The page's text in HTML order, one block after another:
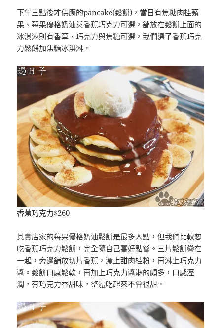
下午三點後才供應的pancake(鬆餅)，當日有焦糖肉桂蘋
果、莓果優格奶油與香蕉巧克力可選，舖放在鬆餅上面的
冰淇淋則有香草、巧克力與焦糖可選，我們選了香蕉巧克
力鬆餅加焦糖冰淇淋。
香蕉巧克力$260
其實店家的莓果優格奶油鬆餅是最多人點，但我們比較想
吃香蕉巧克力鬆餅，完全隨自己喜好點餐。三片鬆餅疊在
一起，旁邊舖放切片香蕉，灑上甜肉桂粉，再淋上巧克力
醬。鬆餅口感鬆軟，再加上巧克力醬淋的頗多，口感溼
潤，有巧克力香甜味，整體吃起來不會很甜。